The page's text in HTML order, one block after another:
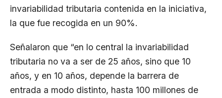
invariabilidad tributaria contenida en la iniciativa,
la que fue recogida en un 90%.
Señalaron que “en lo central la invariabilidad
tributaria no va a ser de 25 años, sino que 10
años, y en 10 años, depende la barrera de
entrada a modo distinto, hasta 100 millones de